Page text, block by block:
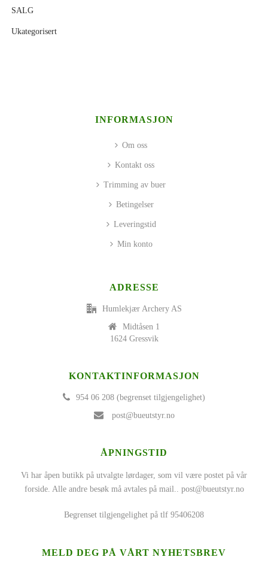
SALG
Ukategorisert
INFORMASJON
Om oss
Kontakt oss
Trimming av buer
Betingelser
Leveringstid
Min konto
ADRESSE
Humlekjær Archery AS
Midtåsen 1
1624 Gressvik
KONTAKTINFORMASJON
954 06 208 (begrenset tilgjengelighet)
post@bueutstyr.no
ÅPNINGSTID
Vi har åpen butikk på utvalgte lørdager, som vil være postet på vår
forside. Alle andre besøk må avtales på mail.. post@bueutstyr.no
Begrenset tilgjengelighet på tlf 95406208
MELD DEG PÅ VÅRT NYHETSBREV